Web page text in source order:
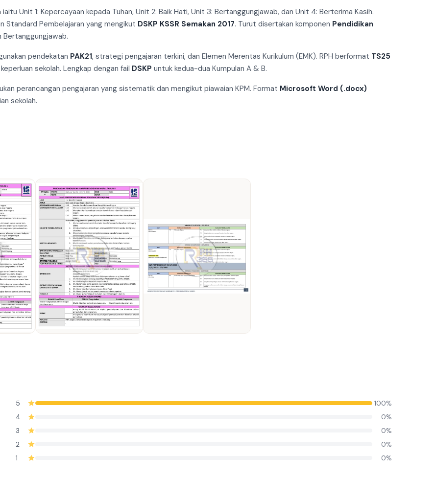
iaitu Unit 1: Kepercayaan kepada Tuhan, Unit 2: Baik Hati, Unit 3: Bertanggungjawab, dan Unit 4: Berterima Kasih.
Standard Pembelajaran yang mengikut DSKP KSSR Semakan 2017. Turut disertakan komponen Pendidikan
Bertanggungjawab.
pendekatan PAK21, strategi pengajaran terkini, dan Elemen Merentas Kurikulum (EMK). RPH berformat TS25
sekolah. Lengkap dengan fail DSKP untuk kedua-dua Kumpulan A & B.
perancangan pengajaran yang sistematik dan mengikut piawaian KPM. Format Microsoft Word (.docx)
sekolah.
5
100%
4
0%
3
0%
2
0%
1
0%